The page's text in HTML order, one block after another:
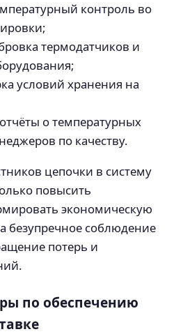
контроль во
термодатчиков и
условий хранения на
о температурных
по качеству.
цепочки в систему
повысить
экономическую
безупречное соблюдение
потерь и
по обеспечению